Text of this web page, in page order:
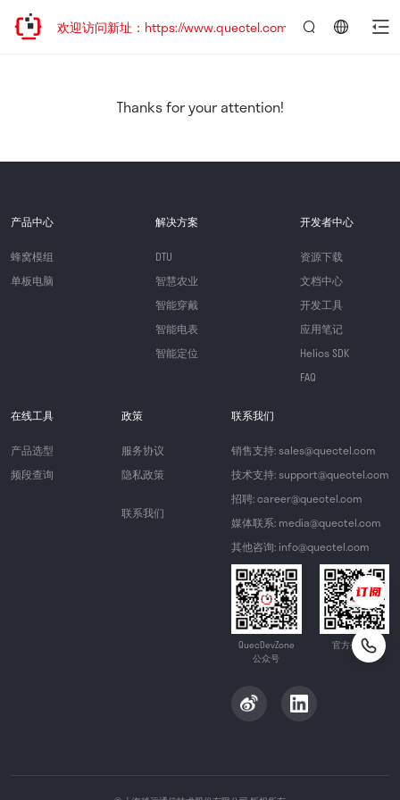
迁移，欢迎访问新址：https://www.quectel.com.cn
Thanks for your attention!
产品中心
蜂窝模组
单板电脑
解决方案
DTU
智慧农业
智能穿戴
智能电表
智能定位
开发者中心
资源下载
文档中心
开发工具
应用笔记
Helios SDK
FAQ
在线工具
产品选型
频段查询
政策
服务协议
隐私政策
联系我们
联系我们
销售支持: sales@quectel.com
技术支持: support@quectel.com
招聘: career@quectel.com
媒体联系: media@quectel.com
其他咨询: info@quectel.com
QuecDevZone
公众号
官方公众号